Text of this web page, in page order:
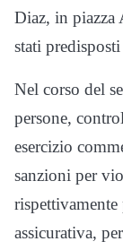
Diaz, in piazza
stati
Nel corso del
persone,
esercizio
sanzioni per
rispettivamente
assicurativa,